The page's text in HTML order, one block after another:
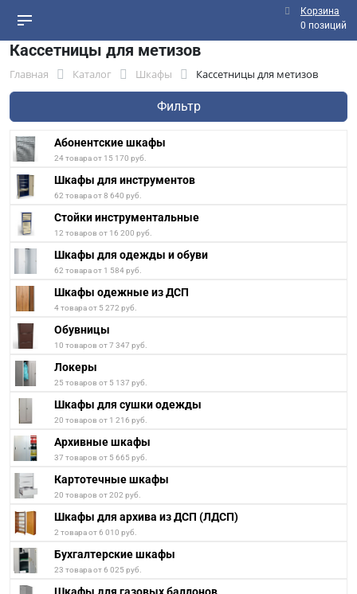
Корзина
0 позиций
Кассетницы для метизов
Главная Каталог Шкафы Кассетницы для метизов
Фильтр
Абонентские шкафы
24 товара от 15 170 руб.
Шкафы для инструментов
62 товара от 8 640 руб.
Стойки инструментальные
12 товаров от 16 200 руб.
Шкафы для одежды и обуви
62 товара от 1 584 руб.
Шкафы одежные из ДСП
4 товара от 5 272 руб.
Обувницы
10 товаров от 7 347 руб.
Локеры
25 товаров от 5 137 руб.
Шкафы для сушки одежды
20 товаров от 1 216 руб.
Архивные шкафы
37 товаров от 5 665 руб.
Картотечные шкафы
20 товаров от 202 руб.
Шкафы для архива из ДСП (ЛДСП)
2 товара от 6 010 руб.
Бухгалтерские шкафы
23 товара от 6 025 руб.